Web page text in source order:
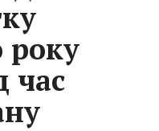
року
час